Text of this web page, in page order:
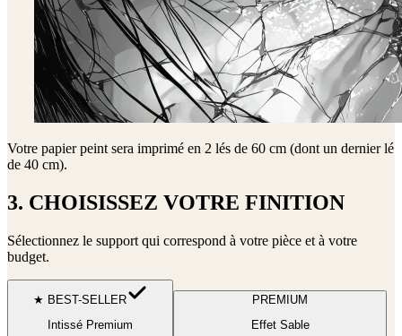
Votre papier peint sera imprimé en 2 lés de 60 cm (dont un dernier lé
de 40 cm).
3. CHOISISSEZ VOTRE FINITION
Sélectionnez le support qui correspond à votre pièce et à votre
budget.
★ BEST-SELLER
Intissé Premium
PREMIUM
Effet Sable